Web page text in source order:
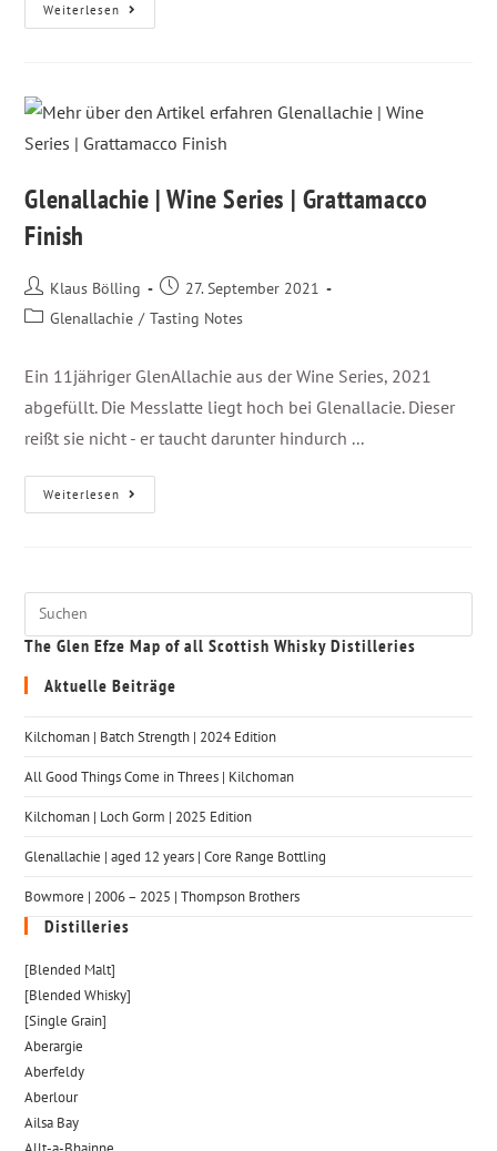
Weiterlesen
Glenallachie | Wine Series | Grattamacco
Finish
Klaus Bölling
27. September 2021
Glenallachie / Tasting Notes
Ein 11jähriger GlenAllachie aus der Wine Series, 2021
abgefüllt. Die Messlatte liegt hoch bei Glenallacie. Dieser
reißt sie nicht - er taucht darunter hindurch ...
Weiterlesen
The Glen Efze Map of all Scottish Whisky Distilleries
Aktuelle Beiträge
Kilchoman | Batch Strength | 2024 Edition
All Good Things Come in Threes | Kilchoman
Kilchoman | Loch Gorm​ | 2025 Edition
Glenallachie | aged 12 years | Core Range Bottling
Bowmore | 2006 – 2025 | Thompson Brothers
Distilleries
[Blended Malt]
[Blended Whisky]
[Single Grain]
Aberargie
Aberfeldy
Aberlour
Ailsa Bay